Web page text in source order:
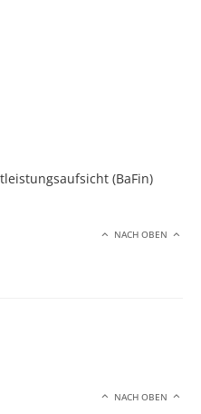
(BaFin)
NACH OBEN
NACH OBEN